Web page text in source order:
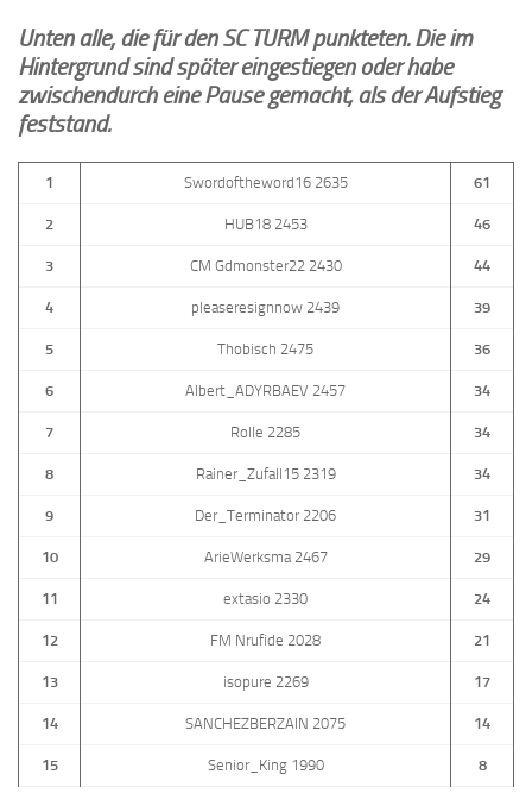
Unten alle, die für den SC TURM punkteten. Die im
Hintergrund sind später eingestiegen oder habe
zwischendurch eine Pause gemacht, als der Aufstieg
feststand.
1 Swordoftheword16 2635 61
2 HUB18 2453 46
3 CM Gdmonster22 2430 44
4 pleaseresignnow 2439 39
5 Thobisch 2475 36
6 Albert_ADYRBAEV 2457 34
7 Rolle 2285 34
8 Rainer_Zufall15 2319 34
9 Der_Terminator 2206 31
10 ArieWerksma 2467 29
11 extasio 2330 24
12 FM Nrufide 2028 21
13 isopure 2269 17
14 SANCHEZBERZAIN 2075 14
15 Senior_King 1990 8